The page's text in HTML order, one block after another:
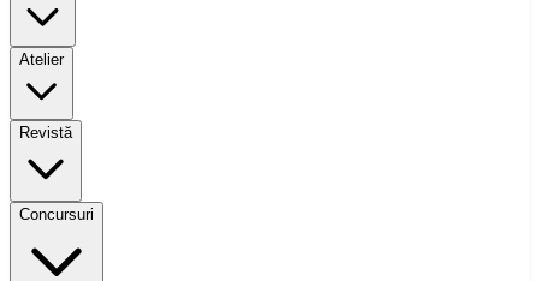
Atelier
Revistă
Concursuri